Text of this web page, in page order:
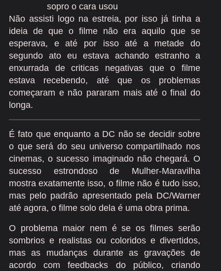
sopro o cara usou
Não assisti logo na estreia, por isso já tinha a
ideia de que o filme não era aquilo que se
esperava, e até por isso até a metade do
segundo ato eu estava achando estranho a
enxurrada de criticas negativas que o filme
estava recebendo, até que os problemas
começaram e não pararam mais até o final do
longa.
É fato que enquanto a DC não se decidir sobre
o que será do seu universo compartilhado nos
cinemas, o sucesso imaginado não chegará. O
sucesso estrondoso de Mulher-Maravilha
mostra exatamente isso, o filme não é tudo isso,
mas pelo padrão apresentado pela DC/Warner
até agora, o filme solo dela é uma obra prima.
O problema maior nem é se os filmes serão
sombrios e realistas ou coloridos e divertidos,
mas as mudanças durante as gravações de
acordo com feedbacks do público, criando